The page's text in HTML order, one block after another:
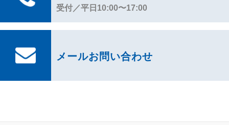
受付／平日10:00〜17:00
メールお問い合わせ